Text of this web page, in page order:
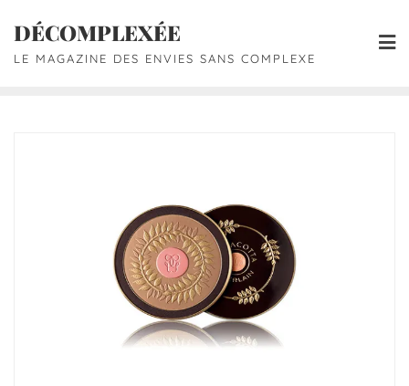
DÉCOMPLEXÉE
LE MAGAZINE DES ENVIES SANS COMPLEXE